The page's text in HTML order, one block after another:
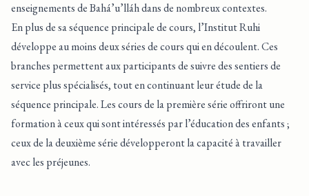
enseignements de Bahá’u’lláh dans de nombreux contextes.
En plus de sa séquence principale de cours, l’Institut Ruhi
développe au moins deux séries de cours qui en découlent. Ces
branches permettent aux participants de suivre des sentiers de
service plus spécialisés, tout en continuant leur étude de la
séquence principale. Les cours de la première série offriront une
formation à ceux qui sont intéressés par l’éducation des enfants ;
ceux de la deuxième série développeront la capacité à travailler
avec les préjeunes.